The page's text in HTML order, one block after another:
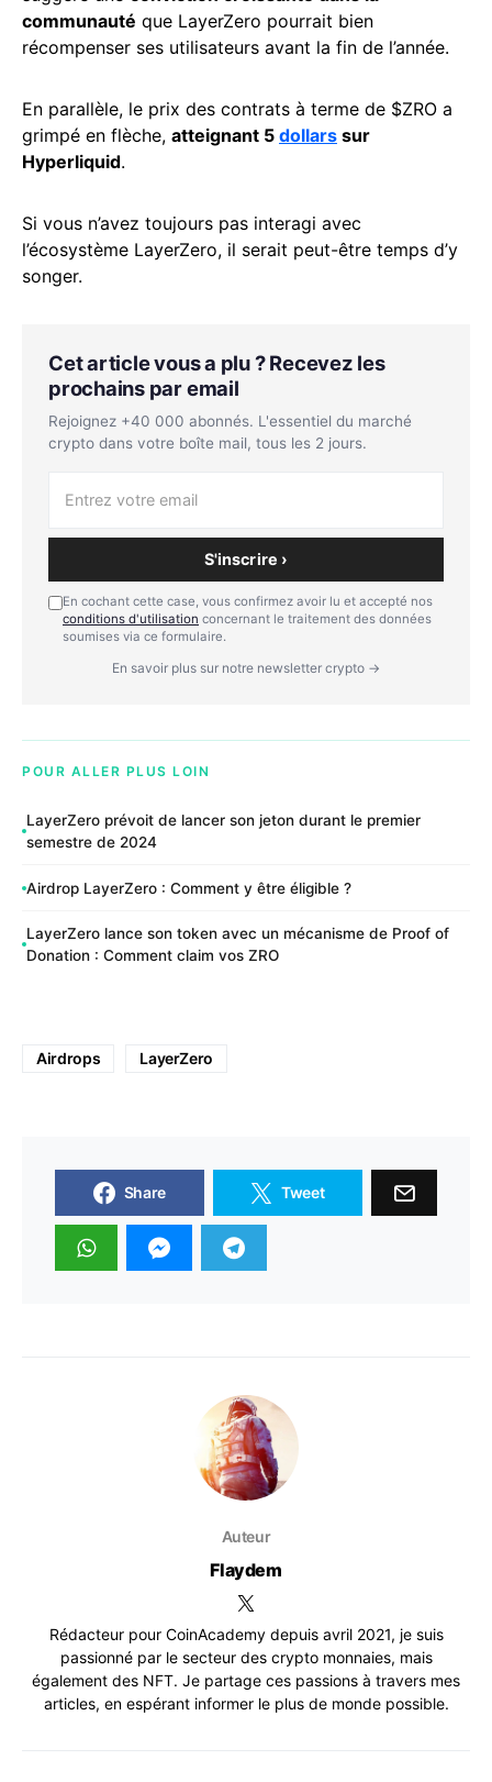
communauté que LayerZero pourrait bien
récompenser ses utilisateurs avant la fin de l’année.
En parallèle, le prix des contrats à terme de $ZRO a
grimpé en flèche, atteignant 5 dollars sur
Hyperliquid.
Si vous n’avez toujours pas interagi avec
l’écosystème LayerZero, il serait peut-être temps d’y
songer.
Cet article vous a plu ? Recevez les
prochains par email
Rejoignez +40 000 abonnés. L'essentiel du marché
crypto dans votre boîte mail, tous les 2 jours.
S'inscrire ›
En cochant cette case, vous confirmez avoir lu et accepté nos
conditions d'utilisation concernant le traitement des données
soumises via ce formulaire.
En savoir plus sur notre newsletter crypto →
POUR ALLER PLUS LOIN
LayerZero prévoit de lancer son jeton durant le premier
semestre de 2024
Airdrop LayerZero : Comment y être éligible ?
LayerZero lance son token avec un mécanisme de Proof of
Donation : Comment claim vos ZRO
Airdrops LayerZero
Share Tweet
Auteur
Flaydem
Rédacteur pour CoinAcademy depuis avril 2021, je suis
passionné par le secteur des crypto monnaies, mais
également des NFT. Je partage ces passions à travers mes
articles, en espérant informer le plus de monde possible.